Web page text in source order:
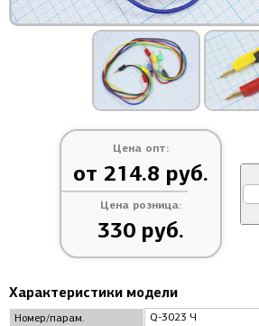
Цена опт:
от 214.8 руб.
Цена розница:
330 руб.
Характеристики модели
Номер/парам. Q-3023 Ч